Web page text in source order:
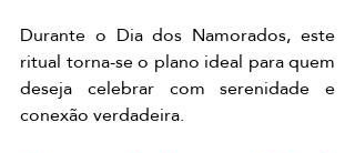
Durante o Dia dos Namorados, este
ritual torna-se o plano ideal para quem
deseja celebrar com serenidade e
conexão verdadeira.